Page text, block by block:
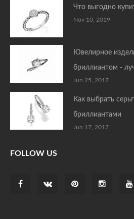
Что выгодно
Nov 10, 2019
Ювелирное
бриллиантом -
Jun 25, 2017
Как выбрать
бриллиантами
Jun 17, 2017
FOLLOW US